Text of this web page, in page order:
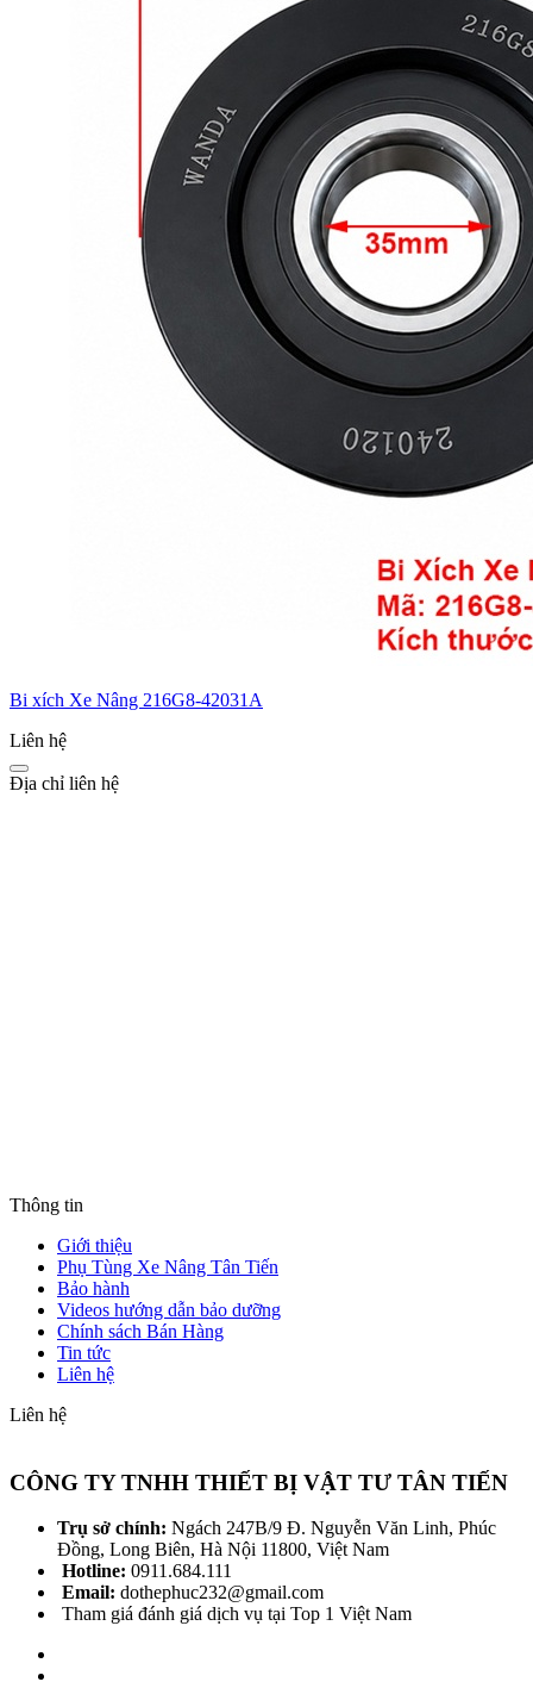
Bi xích Xe Nâng 216G8-42031A
Liên hệ
Địa chỉ liên hệ
Thông tin
Giới thiệu
Phụ Tùng Xe Nâng Tân Tiến
Bảo hành
Videos hướng dẫn bảo dưỡng
Chính sách Bán Hàng
Tin tức
Liên hệ
Liên hệ
CÔNG TY TNHH THIẾT BỊ VẬT TƯ TÂN TIẾN
Trụ sở chính: Ngách 247B/9 Đ. Nguyễn Văn Linh, Phúc
Đồng, Long Biên, Hà Nội 11800, Việt Nam
Hotline: 0911.684.111
Email: dothephuc232@gmail.com
Tham giá đánh giá dịch vụ tại Top 1 Việt Nam